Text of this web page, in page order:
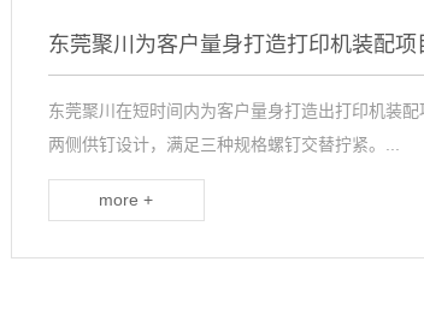
东莞聚川为客户量身打造打印机装配项
东莞聚川在短时间内为客户量身打造出打印机装
两侧供钉设计，满足三种规格螺钉交替拧紧。...
more +